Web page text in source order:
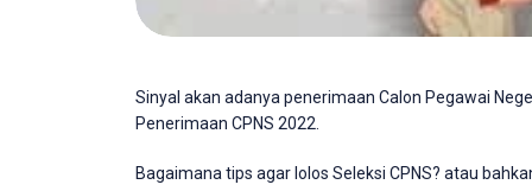
Sinyal akan adanya penerimaan Calon Pegawai
Penerimaan CPNS 2022.
Bagaimana tips agar lolos Seleksi CPNS? atau